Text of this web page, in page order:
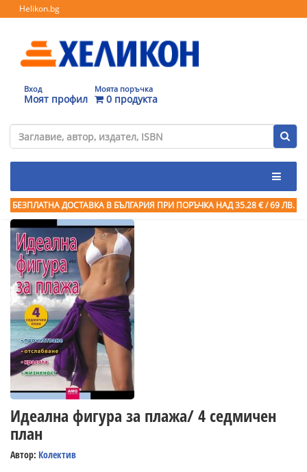
Helikon.bg
Вход
Моят профил
Моята поръчка
0 продукта
БЕЗПЛАТНА ДОСТАВКА В БЪЛГАРИЯ ПРИ ПОРЪЧКА НАД 35.28 € / 69 ЛВ.
Идеална фигура за плажа/ 4 седмичен
план
Автор: Колектив